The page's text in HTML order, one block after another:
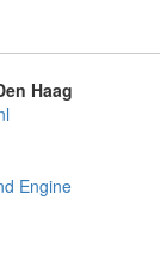
Haag
Engine